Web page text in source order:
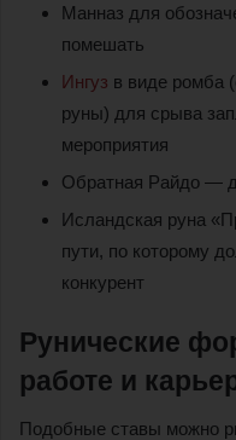
Манназ для
помешать
Ингуз в виде ромба
руны) для срыва
мероприятия
Обратная Райдо —
Исландская руна
пути, по которому
конкурент
Рунические
работе и
Подобные ставы можно